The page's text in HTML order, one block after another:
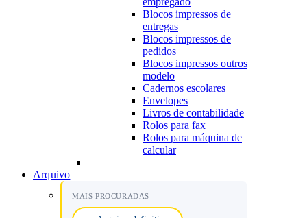
Blocos impressos de
entregas
Blocos impressos de
pedidos
Blocos impressos outros
modelo
Cadernos escolares
Envelopes
Livros de contabilidade
Rolos para fax
Rolos para máquina de
calcular
Arquivo
MAIS PROCURADAS